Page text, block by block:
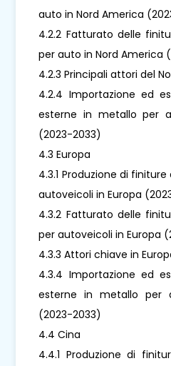
auto in Nord America
4.2.2 Fatturato delle
per auto in Nord America
4.2.3 Principali attori del
4.2.4 Importazione ed
esterne in metallo per
(2023-2033)
4.3 Europa
4.3.1 Produzione di
autoveicoli in Europa
4.3.2 Fatturato delle
per autoveicoli in Europa
4.3.3 Attori chiave in
4.3.4 Importazione ed
esterne in metallo per
(2023-2033)
4.4 Cina
4.4.1 Produzione di